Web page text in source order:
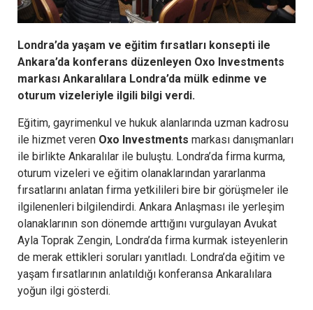
Londra’da yaşam ve eğitim fırsatları konsepti ile
Ankara’da konferans düzenleyen Oxo Investments
markası Ankaralılara Londra’da mülk edinme ve
oturum vizeleriyle ilgili bilgi verdi.
Eğitim, gayrimenkul ve hukuk alanlarında uzman kadrosu
ile hizmet veren Oxo Investments markası danışmanları
ile birlikte Ankaralılar ile buluştu. Londra’da firma kurma,
oturum vizeleri ve eğitim olanaklarından yararlanma
fırsatlarını anlatan firma yetkilileri bire bir görüşmeler ile
ilgilenenleri bilgilendirdi. Ankara Anlaşması ile yerleşim
olanaklarının son dönemde arttığını vurgulayan Avukat
Ayla Toprak Zengin, Londra’da firma kurmak isteyenlerin
de merak ettikleri soruları yanıtladı. Londra’da eğitim ve
yaşam fırsatlarının anlatıldığı konferansa Ankaralılara
yoğun ilgi gösterdi.